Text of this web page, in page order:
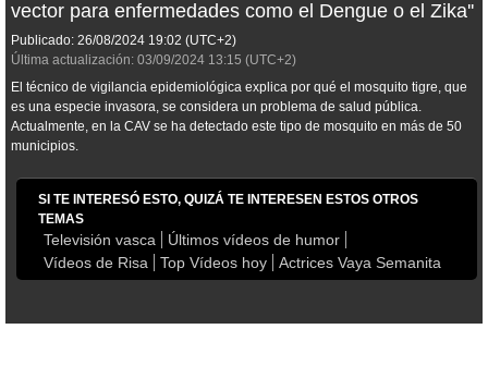
vector para enfermedades como el Dengue o el Zika''
Publicado: 26/08/2024 19:02 (UTC+2)
Última actualización: 03/09/2024 13:15 (UTC+2)
El técnico de vigilancia epidemiológica explica por qué el mosquito tigre, que
es una especie invasora, se considera un problema de salud pública.
Actualmente, en la CAV se ha detectado este tipo de mosquito en más de 50
municipios.
SI TE INTERESÓ ESTO, QUIZÁ TE INTERESEN ESTOS OTROS
TEMAS
Televisión vasca
Últimos vídeos de humor
Vídeos de Risa
Top Vídeos hoy Actrices Vaya Semanita